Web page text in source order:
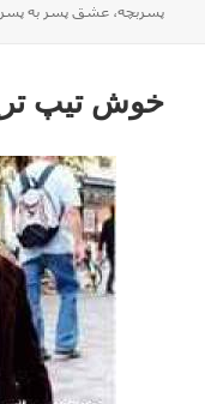
پسربچه،عشق پسر به پسر
خوش تیپ